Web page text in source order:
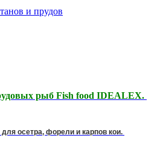
и прудов
рыб Fish food IDEALEX.
осетра, форели и карпов кои.